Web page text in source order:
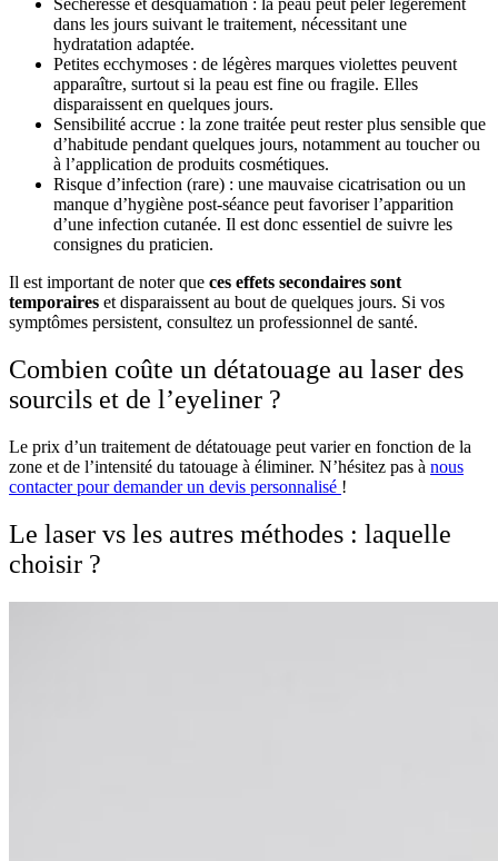
dans les jours suivant le traitement, nécessitant une
hydratation adaptée.
Petites ecchymoses : de légères marques violettes peuvent
apparaître, surtout si la peau est fine ou fragile. Elles
disparaissent en quelques jours.
Sensibilité accrue : la zone traitée peut rester plus sensible que
d’habitude pendant quelques jours, notamment au toucher ou
à l’application de produits cosmétiques.
Risque d’infection (rare) : une mauvaise cicatrisation ou un
manque d’hygiène post-séance peut favoriser l’apparition
d’une infection cutanée. Il est donc essentiel de suivre les
consignes du praticien.
Il est important de noter que ces effets secondaires sont
temporaires et disparaissent au bout de quelques jours. Si vos
symptômes persistent, consultez un professionnel de santé.
Combien coûte un détatouage au laser des
sourcils et de l’eyeliner ?
Le prix d’un traitement de détatouage peut varier en fonction de la
zone et de l’intensité du tatouage à éliminer. N’hésitez pas à nous
contacter pour demander un devis personnalisé !
Le laser vs les autres méthodes : laquelle
choisir ?